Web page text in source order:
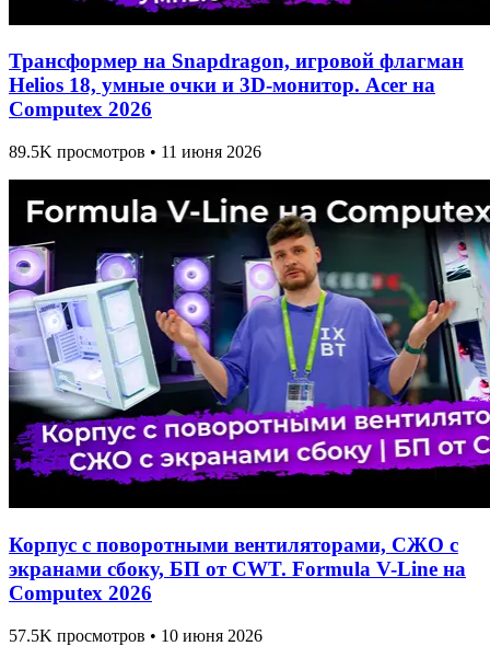
Трансформер на Snapdragon, игровой флагман
Helios 18, умные очки и 3D-монитор. Acer на
Computex 2026
89.5K просмотров • 11 июня 2026
Корпус с поворотными вентиляторами, СЖО с
экранами сбоку, БП от CWT. Formula V-Line на
Computex 2026
57.5K просмотров • 10 июня 2026